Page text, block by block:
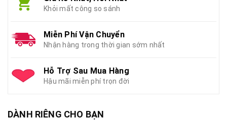
Khỏi mất công so sánh
Miễn Phí Vận Chuyển
Nhận hàng trong thời gian sớm nhất
Hỗ Trợ Sau Mua Hàng
Hậu mãi miễn phí trọn đời
DÀNH RIÊNG CHO BẠN